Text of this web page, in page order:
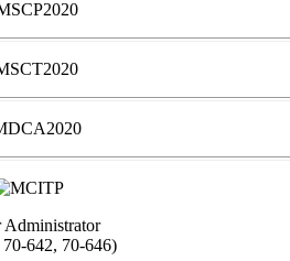
Administrator
642, 70-646)